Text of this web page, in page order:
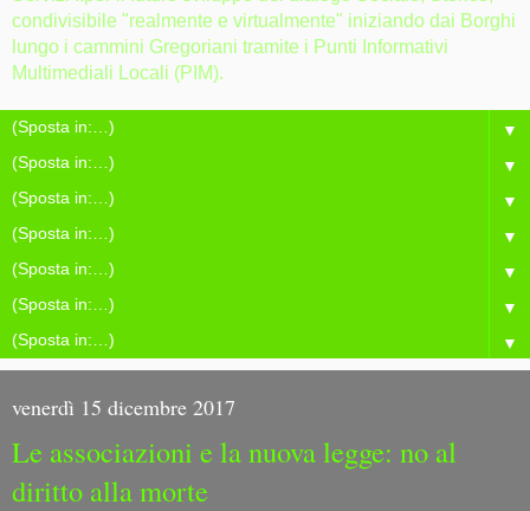
condivisibile "realmente e virtualmente" iniziando dai Borghi
lungo i cammini Gregoriani tramite i Punti Informativi
Multimediali Locali (PIM).
▼
▼
▼
▼
▼
▼
▼
venerdì 15 dicembre 2017
Le associazioni e la nuova legge: no al
diritto alla morte